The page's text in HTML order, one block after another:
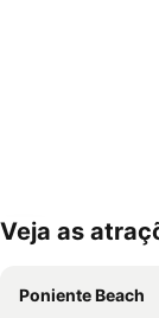
Ampliar mapa
Veja as
Poniente Beach